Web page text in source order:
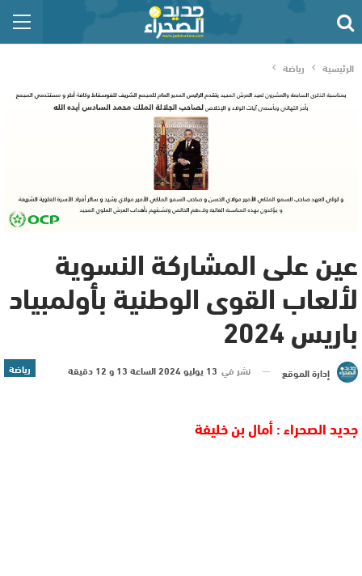
الرئيسية رياضة
عين على المشاركة النسوية
لألعاب القوى الوطنية بأولمبياد
باريس 2024
رياضة إدارة الموقع نشر في 13 يوليو 2024 الساعة 13 و 12 دقيقة
جديد الصحراء : أمال بن خليفة